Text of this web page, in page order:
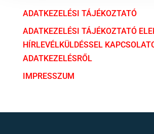
ADATKEZELÉSI TÁJÉKOZTATÓ
ADATKEZELÉSI TÁJÉKOZTATÓ
HÍRLEVÉLKÜLDÉSSEL
ADATKEZELÉSRŐL
IMPRESSZUM